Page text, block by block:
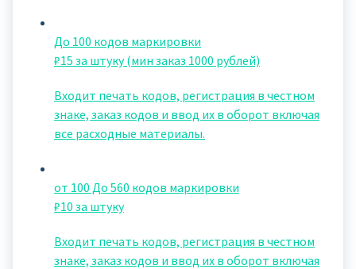
До 100 кодов маркировки
₽15 за штуку (мин заказ 1000 рублей)
Входит печать кодов, регистрация в честном
знаке, заказ кодов и ввод их в оборот включая
все расходные материалы.
от 100 До 560 кодов маркировки
₽10 за штуку
Входит печать кодов, регистрация в честном
знаке, заказ кодов и ввод их в оборот включая